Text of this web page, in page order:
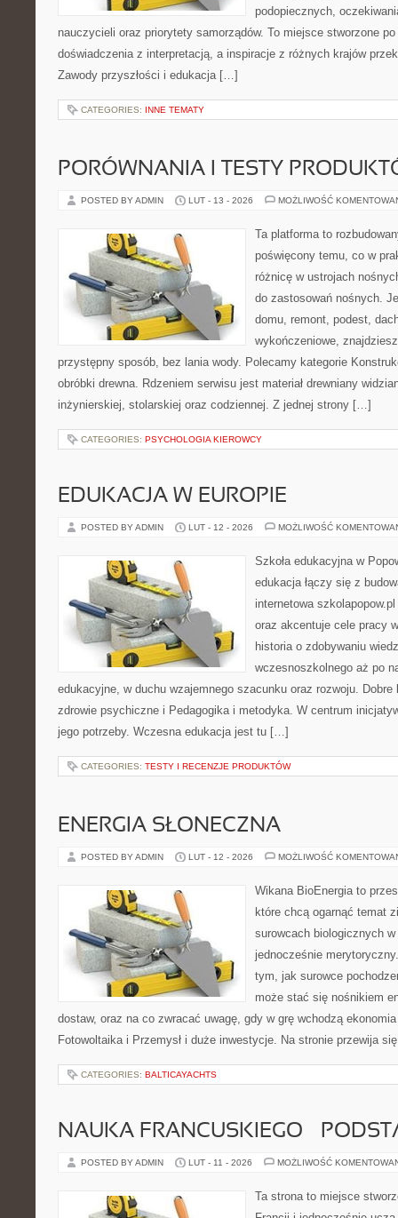
podopiecznych,
nauczycieli oraz priorytety samorządów. To miejsce stworzone
doświadczenia z interpretacją, a inspiracje z różnych krajów
Zawody przyszłości i edukacja […]
CATEGORIES: INNE TEMATY
PORÓWNANIA I TESTY
POSTED BY ADMIN LUT - 13 - 2026 MOŻLIWOŚĆ
Ta platforma to
poświęcony temu, co w
różnicę w ustrojach
do zastosowań nośnych.
domu, remont, podest,
wykończeniowe,
przystępny sposób, bez lania wody. Polecamy kategorie
obróbki drewna. Rdzeniem serwisu jest materiał drewniany
inżynierskiej, stolarskiej oraz codziennej. Z jednej strony […]
CATEGORIES: PSYCHOLOGIA KIEROWCY
EDUKACJA W EUROPIE
POSTED BY ADMIN LUT - 12 - 2026 MOŻLIWOŚĆ
Szkoła edukacyjna w
edukacja łączy się z
internetowa
oraz akcentuje cele pracy
historia o zdobywaniu
wczesnoszkolnego aż po
edukacyjne, w duchu wzajemnego szacunku oraz rozwoju.
zdrowie psychiczne i Pedagogika i metodyka. W centrum
jego potrzeby. Wczesna edukacja jest tu […]
CATEGORIES: TESTY I RECENZJE PRODUKTÓW
ENERGIA SŁONECZNA
POSTED BY ADMIN LUT - 12 - 2026 MOŻLIWOŚĆ
Wikana BioEnergia to
które chcą ogarnąć temat
surowcach biologicznych
jednocześnie
tym, jak surowce
może stać się nośnikiem
dostaw, oraz na co zwracać uwagę, gdy w grę wchodzą
Fotowoltaika i Przemysł i duże inwestycje. Na stronie przewija
CATEGORIES: BALTICAYACHTS
NAUKA FRANCUSKIEGO –
POSTED BY ADMIN LUT - 11 - 2026 MOŻLIWOŚĆ
Ta strona to miejsce